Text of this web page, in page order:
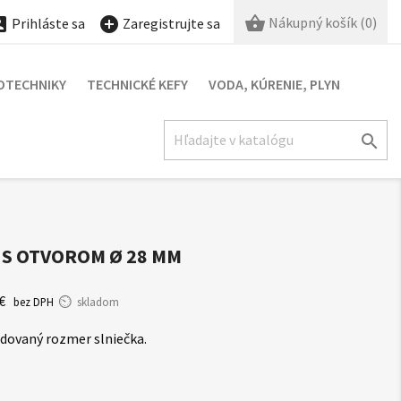
Prihláste sa  Zaregistrujte sa  Nákupný košík (0)
TECHNICKÉ KEFY VODA, KÚRENIE, PLYN

OTVOROM Ø 28 MM
bez DPH skladom
rozmer slniečka.